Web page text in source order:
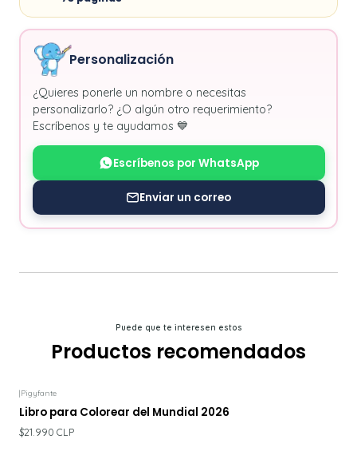
Personalización
¿Quieres ponerle un nombre o necesitas
personalizarlo? ¿O algún otro requerimiento?
Escríbenos y te ayudamos 💙
Escríbenos por WhatsApp
Enviar un correo
Puede que te interesen estos
Productos recomendados
|Pigyfante
Libro para Colorear del Mundial 2026
$21.990 CLP